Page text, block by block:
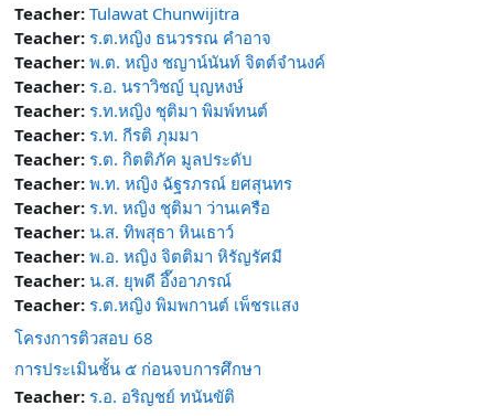
Teacher: Tulawat Chunwijitra
Teacher: ร.ต.หญิง ธนวรรณ คำอาจ
Teacher: พ.ต. หญิง ชญาน์นันท์ จิตต์จำนงค์
Teacher: ร.อ. นราวิชญ์ บุญหงษ์
Teacher: ร.ท.หญิง ชุติมา พิมพ์ทนต์
Teacher: ร.ท. กีรติ ภุมมา
Teacher: ร.ต. กิตติภัค มูลประดับ
Teacher: พ.ท. หญิง ฉัฐรภรณ์ ยศสุนทร
Teacher: ร.ท. หญิง ชุติมา ว่านเครือ
Teacher: น.ส. ทิพสุธา หินเธาว์
Teacher: พ.อ. หญิง จิตติมา หิรัญรัศมี
Teacher: น.ส. ยุพดี อึ๊งอาภรณ์
Teacher: ร.ต.หญิง พิมพกานต์ เพ็ชรแสง
โครงการติวสอบ 68
การประเมินชั้น ๕ ก่อนจบการศึกษา
Teacher: ร.อ. อริญชย์ ทนันขัติ